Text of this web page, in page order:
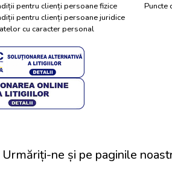
pentru clienți persoane fizice
pentru clienți persoane juridice
cu caracter personal
Puncte
Urmăriți-ne și pe paginile